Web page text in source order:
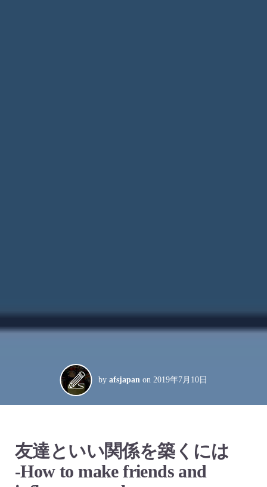
by afsjapan on 2019年7月10日
友達といい関係を築くには
-How to make friends and